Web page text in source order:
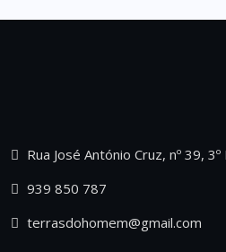
Rua José António Cruz, nº 39,
939 850 787
terrasdohomem@gmail.com